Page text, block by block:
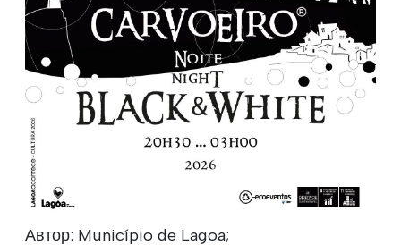
Автор: Município de Lagoa;